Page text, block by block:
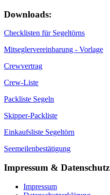
Downloads:
Checklisten für Segeltörns
Mitseglervereinbarung - Vorlage
Crewvertrag
Crew-Liste
Packliste Segeln
Skipper-Packliste
Einkaufsliste Segeltörn
Seemeilenbestätigung
Impressum & Datenschutz
Impressum